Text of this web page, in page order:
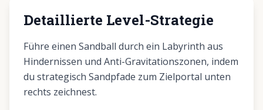
Detaillierte Level-Strategie
Führe einen Sandball durch ein Labyrinth aus
Hindernissen und Anti-Gravitationszonen, indem
du strategisch Sandpfade zum Zielportal unten
rechts zeichnest.